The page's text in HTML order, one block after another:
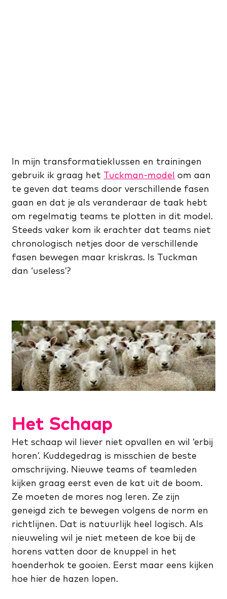
In mijn transformatieklussen en trainingen
gebruik ik graag het Tuckman-model om aan
te geven dat teams door verschillende fasen
gaan en dat je als veranderaar de taak hebt
om regelmatig teams te plotten in dit model.
Steeds vaker kom ik erachter dat teams niet
chronologisch netjes door de verschillende
fasen bewegen maar kriskras. Is Tuckman
dan ‘useless’?
Het Schaap
Het schaap wil liever niet opvallen en wil ‘erbij
horen’. Kuddegedrag is misschien de beste
omschrijving. Nieuwe teams of teamleden
kijken graag eerst even de kat uit de boom.
Ze moeten de mores nog leren. Ze zijn
geneigd zich te bewegen volgens de norm en
richtlijnen. Dat is natuurlijk heel logisch. Als
nieuweling wil je niet meteen de koe bij de
horens vatten door de knuppel in het
hoenderhok te gooien. Eerst maar eens kijken
hoe hier de hazen lopen.